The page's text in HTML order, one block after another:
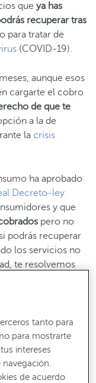
que ya has
recuperar tras
para tratar de
(COVID-19).
aunque esos
cargarte el cobro
de que te
a la de
la crisis
ha aprobado
Decreto-ley
y que
pero no
podrás recuperar
los servicios no
te resolvemos
tanto para
para mostrarte
intereses
de acuerdo